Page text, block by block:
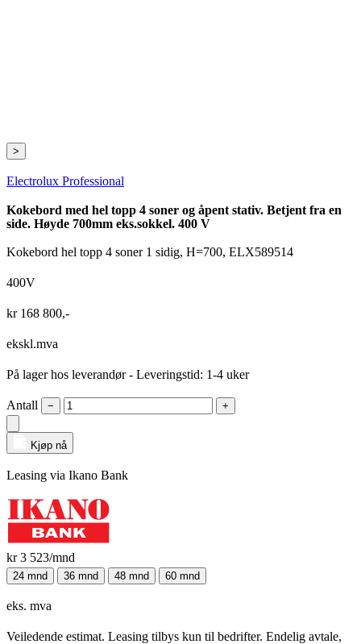
>
Electrolux Professional
Kokebord med hel topp 4 soner og åpent stativ. Betjent fra en
side. Høyde 700mm eks.sokkel. 400 V
Kokebord hel topp 4 soner 1 sidig, H=700, ELX589514
400V
kr168 800,-
ekskl.mva
På lager hos leverandør- Leveringstid: 1-4 uker
Antall − +
Kjøp nå
Leasing via Ikano Bank
kr 3 523/mnd
24 mnd 36 mnd 48 mnd 60 mnd
eks. mva
Veiledende estimat. Leasing tilbys kun til bedrifter. Endelig avtale,